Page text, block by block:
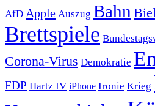
AfD Apple Auszug Bahn
Brettspiele
Corona-Virus Demokratie
FDP Hartz IV iPhone Ironie Krieg